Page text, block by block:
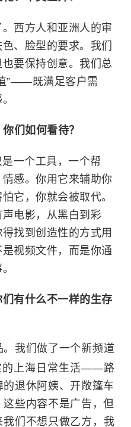
西方人和亚洲人的审
、脸型的要求。我们
要保持创意。我们总
”——既满足客户需
们如何看待？
一个工具，一个帮
感。你用它来辅助你
它，你就会被取代。
电影，从黑白到彩
找到创造性的方式用
视频文件，而是你通
们有什么不一样的生存
我们做了一个新频道
的上海日常生活——路
退休阿姨、开敞篷车
些内容不是广告，但
们不想只做乙方，我